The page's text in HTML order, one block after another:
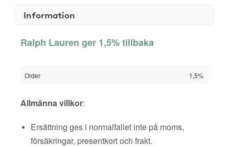
Information
Ralph Lauren ger 1,5% tillbaka
Order 1,5%
Allmänna villkor:
Ersättning ges i normalfallet inte på moms,
försäkringar, presentkort och frakt.